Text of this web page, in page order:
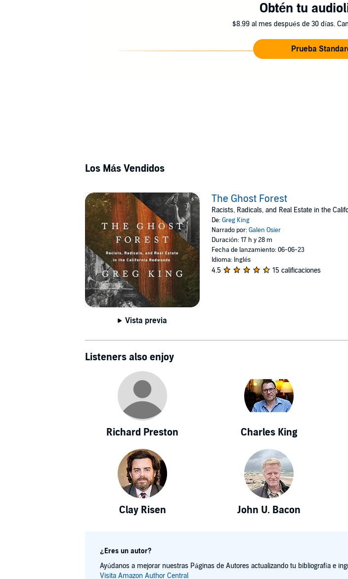
Obtén tu
$8.99 al mes después de 30 días.
Prueba
Los Más Vendidos
Vista previa
The Ghost Forest
Racists, Radicals, and Real Estate in the
De:Greg King
Narrado por:Galen Osier
Duración: 17 h y 28 m
Fecha de lanzamiento: 06-06-23
Idioma: Inglés
4.5 15 calificaciones
Listeners also enjoy
Richard Preston Charles King
Clay Risen John U. Bacon
¿Eres un autor?
Ayúdanos a mejorar nuestras Páginas de Autores actualizando tu bibliografía e
Visita Amazon Author Central